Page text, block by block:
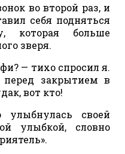
во второй раз, и
себя подняться
которая больше
зверя.
— тихо спросил я.
закрытием в
вот кто!
своей
улыбкой, словно